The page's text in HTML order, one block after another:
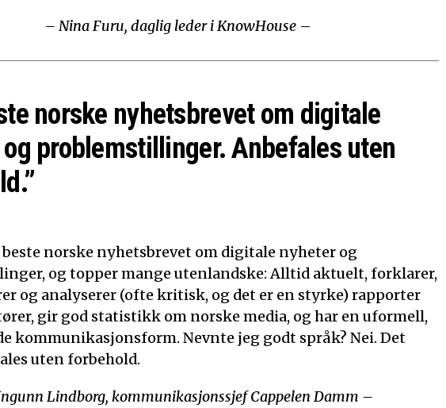
– Nina Furu, daglig leder i KnowHouse–
norske nyhetsbrevet om digitale
problemstillinger. Anbefales uten
norske nyhetsbrevet om digitale nyheter og
og topper mange utenlandske: Alltid aktuelt, forklarer,
og analyserer (ofte kritisk, og det er en styrke) rapporter
gir god statistikk om norske media, og har en uformell,
kommunikasjonsform. Nevnte jeg godt språk? Nei. Det
uten forbehold.
Lindborg, kommunikasjonssjef Cappelen Damm –